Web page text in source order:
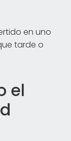
en uno
tarde o
el